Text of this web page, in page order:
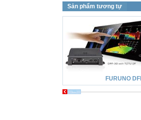
Sản phẩm tương tự
FURUNO